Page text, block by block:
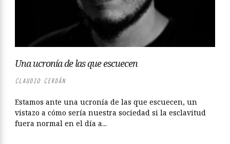
Una ucronía de las que escuecen
CLAUDIO CERDÁN
Estamos ante una ucronía de las que escuecen, un
vistazo a cómo sería nuestra sociedad si la esclavitud
fuera normal en el día a...